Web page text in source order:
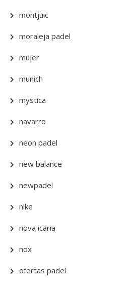
montjuic
moraleja padel
mujer
munich
mystica
navarro
neon padel
new balance
newpadel
nike
nova icaria
nox
ofertas padel